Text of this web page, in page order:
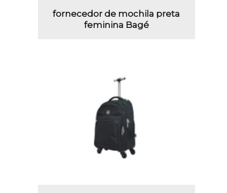
fornecedor de mochila preta
feminina Bagé